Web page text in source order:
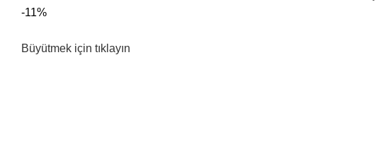
-11%
Büyütmek için tıklayın